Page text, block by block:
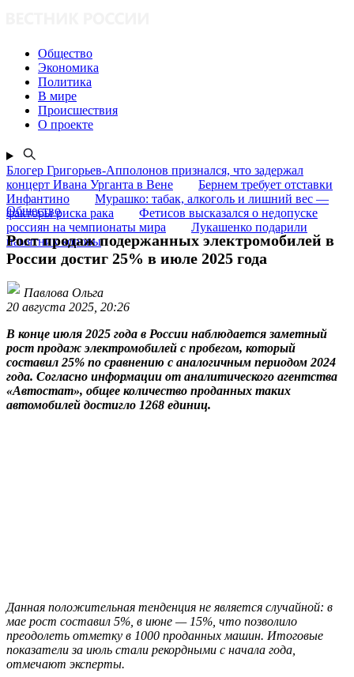
Общество
Экономика
Политика
В мире
Происшествия
О проекте
Блогер Григорьев-Апполонов признался, что задержал
концерт Ивана Урганта в Вене
Бернем требует отставки
Инфантино
Мурашко: табак, алкоголь и лишний вес —
факторы риска рака
Фетисов высказался о недопуске
россиян на чемпионаты мира
Лукашенко подарили
памятник коровы
Общество
Рост продаж подержанных электромобилей в
России достиг 25% в июле 2025 года
Павлова Ольга
20 августа 2025, 20:26
В конце июля 2025 года в России наблюдается заметный
рост продаж электромобилей с пробегом, который
составил 25% по сравнению с аналогичным периодом 2024
года. Согласно информации от аналитического агентства
«Автостат», общее количество проданных таких
автомобилей достигло 1268 единиц.
Данная положительная тенденция не является случайной: в
мае рост составил 5%, в июне — 15%, что позволило
преодолеть отметку в 1000 проданных машин. Итоговые
показатели за июль стали рекордными с начала года,
отмечают эксперты.